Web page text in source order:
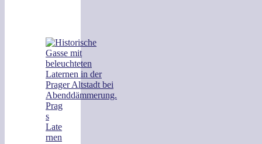
Prag
s
Late
rnen